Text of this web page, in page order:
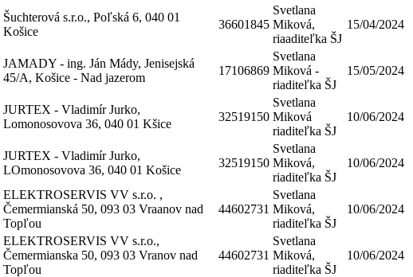
Šuchterová s.r.o., Poľská 6, 040 01
Košice
36601845
Svetlana
Miková,
riaaditeľka ŠJ
15/04/2024
JAMADY - ing. Ján Mády, Jenisejská
45/A, Košice - Nad jazerom
17106869
Svetlana
Miková -
riaditeľka ŠJ
15/05/2024
JURTEX - Vladimír Jurko,
Lomonosovova 36, 040 01 Kšice
32519150
Svetlana
Miková
riaditeľka ŠJ
10/06/2024
JURTEX - Vladimír Jurko,
LOmonosovova 36, 040 01 Košice
32519150
Svetlana
Miková,
riaditeľka ŠJ
10/06/2024
ELEKTROSERVIS VV s.r.o. ,
Čemermianská 50, 093 03 Vraanov nad
Topľou
44602731
Svetlana
Miková,
riaditeľka ŠJ
10/06/2024
ELEKTROSERVIS VV s.r.o.,
Čemermianska 50, 093 03 Vranov nad
Topľou
44602731
Svetlana
Miková,
riaditeľka ŠJ
10/06/2024